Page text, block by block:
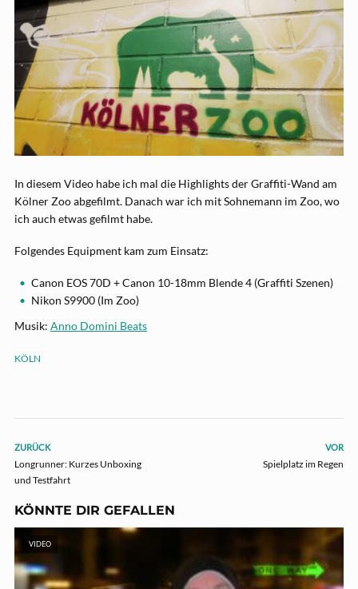
In diesem Video habe ich mal die Highlights der Graffiti-Wand am
Kölner Zoo abgefilmt. Danach war ich mit Sohnemann im Zoo, wo
ich auch etwas gefilmt habe.
Folgendes Equipment kam zum Einsatz:
Canon EOS 70D + Canon 10-18mm Blende 4 (Graffiti Szenen)
Nikon S9900 (Im Zoo)
Musik: Anno Domini Beats
KÖLN
ZURÜCK
Longrunner: Kurzes Unboxing
und Testfahrt
VOR
Spielplatz im Regen
KÖNNTE DIR GEFALLEN
VIDEO